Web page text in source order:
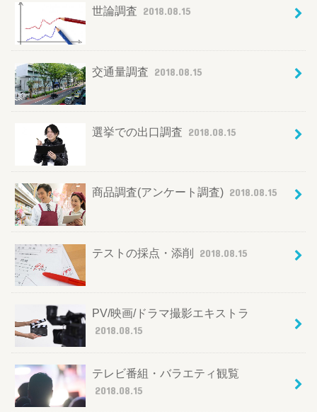
世論調査 2018.08.15
交通量調査 2018.08.15
選挙での出口調査 2018.08.15
商品調査(アンケート調査) 2018.08.15
テストの採点・添削 2018.08.15
PV/映画/ドラマ撮影エキストラ
2018.08.15
テレビ番組・バラエティ観覧
2018.08.15